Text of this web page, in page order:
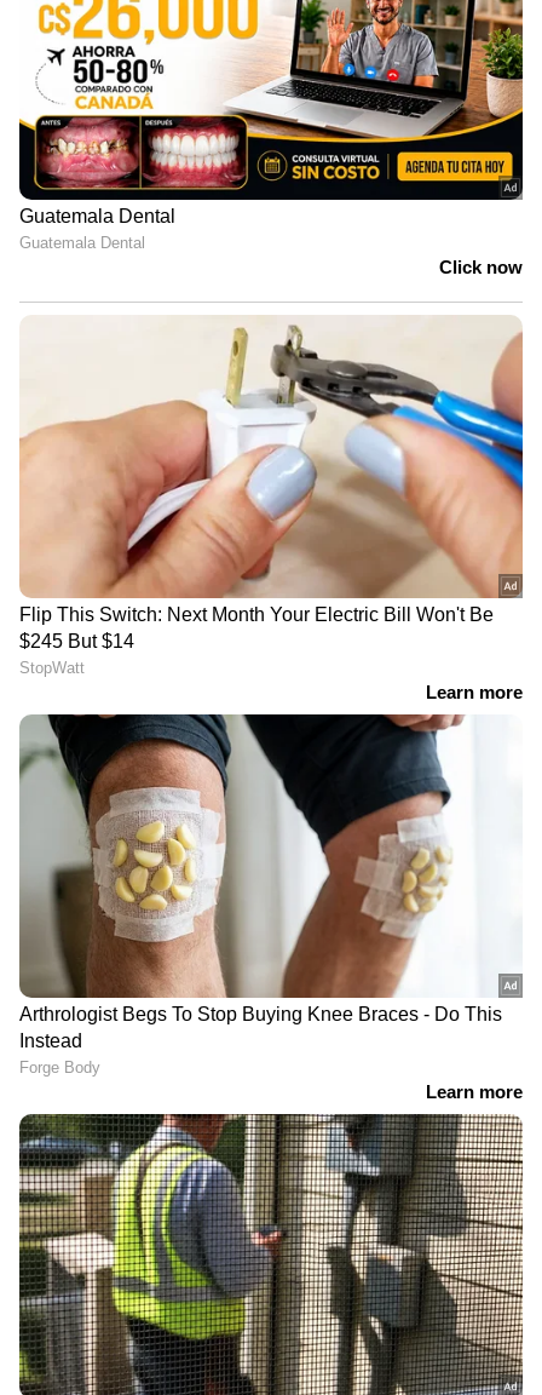
എൻപിഎസ് വാത്സല്യ (NPS Vatsalya)
പ്രായപൂർത്തിയാകാത്ത കുട്ടികൾക്കായി
പദ്ധതിയാണ് എൻപിഎസ് വാത്സല്യ. ഓഹരി
വിപണിയുമായി ബന്ധിപ്പിച്ചിട്ടുള്ള (Market-
linked) ഈ പദ്ധതിയിലൂടെ നിക്ഷേപത്തിന്റെ
ഒരു ഭാഗം ഇക്വിറ്റിയിലേക്കും ബാക്കി ഭാഗം
ഡെറ്റ് (Debt) ഫണ്ടുകളിലേക്കും മാറ്റാം. 15
വർഷം വരെയുള്ള ദീർഘകാല ലക്ഷ്യങ്ങൾക്ക്
ഇത് മികച്ച വളർച്ച നൽകും. എന്നാൽ, മ്യൂച്വൽ
ഫണ്ടുകൾ പോലെ എപ്പോൾ വേണമെങ്കിലും
ഇതിൽ നിന്ന് പണം പിൻവലിക്കാൻ കഴിയില്ല.
ലോക്ക്- ഇൻ പിരീഡും പണം
പിൻവലിക്കുന്നതിന് കൃത്യമായ നിബന്ധനകളും
(ഉദാഹരണത്തിന് 3 വർഷത്തിന് ശേഷം
വിദ്യാഭ്യാസ ആവശ്യങ്ങൾക്കായി
നിക്ഷേപത്തിന്റെ 25% വരെ മാത്രം
പിൻവലിക്കാം) ഇതിനുണ്ട്.
മ്യൂച്വൽ ഫണ്ടുകൾ (Mutual Funds)
നിങ്ങളുടെ കുട്ടിക്ക് 3 വയസ്സേ പ്രായമുള്ളൂ
എങ്കിൽ കോളേജ് വിദ്യാഭ്യാസത്തിന് ഇനിയും 15